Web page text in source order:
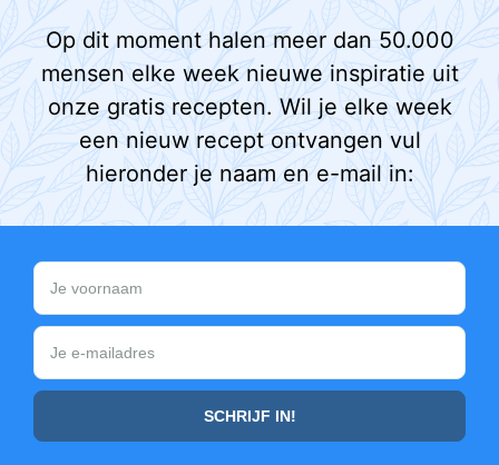
Op dit moment halen meer dan 50.000
mensen elke week nieuwe inspiratie uit
onze gratis recepten. Wil je elke week
een nieuw recept ontvangen vul
hieronder je naam en e-mail in: